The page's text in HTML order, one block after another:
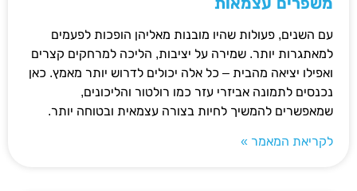
עם השנים, פעולות שהיו מובנות מאליהן הופכות לפעמים
למאתגרות יותר. שמירה על יציבות, הליכה למרחקים קצרים
ואפילו יציאה מהבית – כל אלה יכולים לדרוש יותר מאמץ. כאן
נכנסים לתמונה אביזרי עזר כמו רולטור והליכונים,
שמאפשרים להמשיך לחיות בצורה עצמאית ובטוחה יותר.
לקריאת המאמר »